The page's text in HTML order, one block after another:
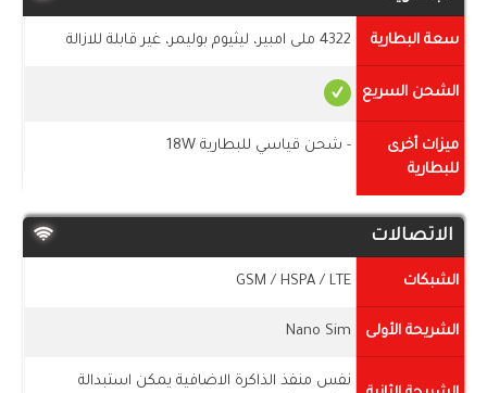
سعة البطارية 4322 ملى امبير، ليثيوم بوليمر، غير قابلة للازالة
الشحن السريع
ميزات أخرى
للبطارية
- شحن قياسي للبطارية 18W
الاتصالات
الشبكات GSM / HSPA / LTE
الشريحة الأولى Nano Sim
نفس منفذ الذاكرة الاضافية يمكن استبدالة